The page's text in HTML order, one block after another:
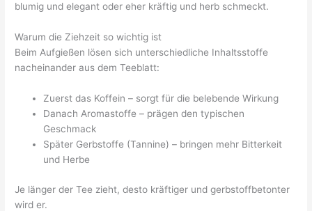
blumig und elegant oder eher kräftig und herb schmeckt.
Warum die Ziehzeit so wichtig ist
Beim Aufgießen lösen sich unterschiedliche Inhaltsstoffe
nacheinander aus dem Teeblatt:
Zuerst das Koffein – sorgt für die belebende Wirkung
Danach Aromastoffe – prägen den typischen
Geschmack
Später Gerbstoffe (Tannine) – bringen mehr Bitterkeit
und Herbe
Je länger der Tee zieht, desto kräftiger und gerbstoffbetonter
wird er.